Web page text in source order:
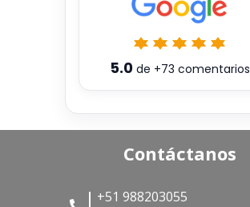
5.0de +73 comentarios
Contáctanos
+51 988203055